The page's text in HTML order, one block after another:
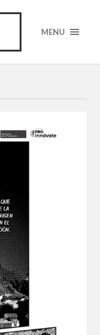
MENU